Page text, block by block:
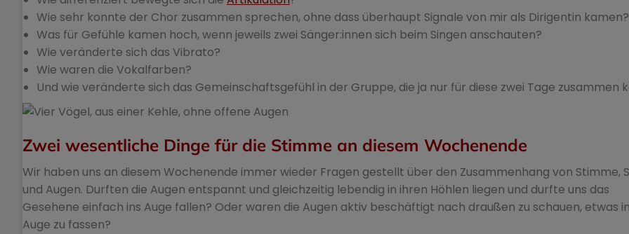
Wie sehr konnte der Chor zusammen sprechen, ohne dass überhaupt Signale von mir als Dirigentin kamen?
Was für Gefühle kamen hoch, wenn jeweils zwei Sänger:innen sich beim Singen anschauten?
Wie veränderte sich das Vibrato?
Wie waren die Vokalfarben?
Und wie veränderte sich das Gemeinschaftsgefühl in der Gruppe, die ja nur für diese zwei Tage zusammen
Zwei wesentliche Dinge für die Stimme an diesem Wochenende
Wir haben uns an diesem Wochenende immer wieder Fragen gestellt über den Zusammenhang von Stimme,
und Augen. Durften die Augen entspannt und gleichzeitig lebendig in ihren Höhlen liegen und durfte uns das
Gesehene einfach ins Auge fallen? Oder waren die Augen aktiv beschäftigt nach draußen zu schauen, etwas
Auge zu fassen?